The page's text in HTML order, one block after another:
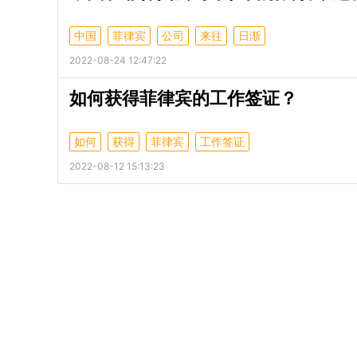
中国 菲律宾 公司 来往 日渐
2022-08-24 12:47:22
如何获得菲律宾的工作签证？
如何 获得 菲律宾 工作签证
2022-08-12 15:13:23